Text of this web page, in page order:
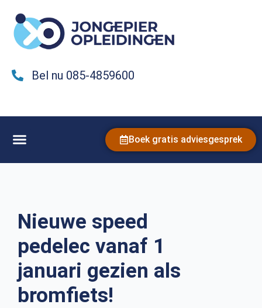
Bel nu 085-4859600
Boek gratis adviesgesprek
Nieuwe speed
pedelec vanaf 1
januari gezien als
bromfiets!